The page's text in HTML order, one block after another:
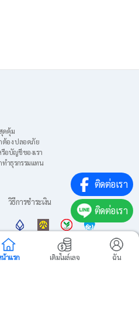
ติดต่อเรา
ติดต่อเรา
ดคุ้ม
ต้อง ปลอดภัย
อบัญชีของเรา
ทำธุรกรรมแทน
วิธีการชำระเงิน
าแรก เติมไมล์เลจ ฉัน